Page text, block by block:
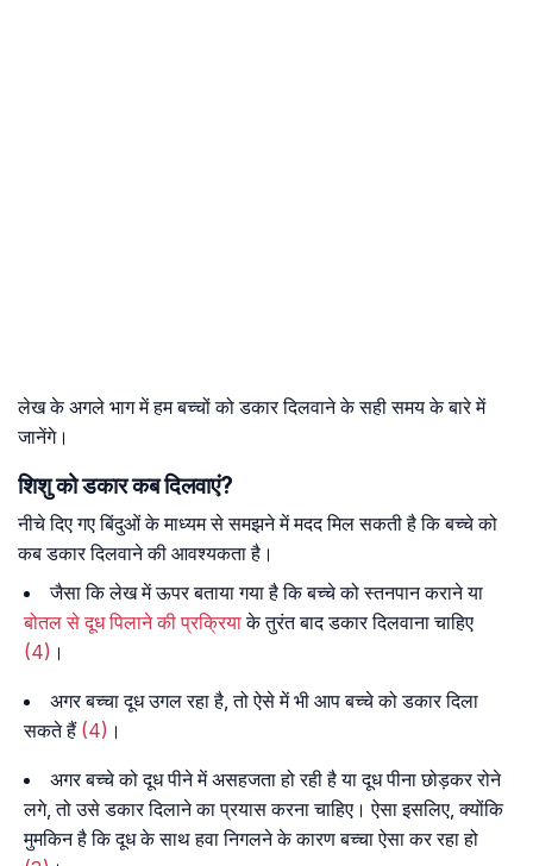
लेख के अगले भाग में हम बच्चों को डकार दिलवाने के सही समय के बारे में
जानेंगे।
शिशु को डकार कब दिलवाएं?
नीचे दिए गए बिंदुओं के माध्यम से समझने में मदद मिल सकती है कि बच्चे को
कब डकार दिलवाने की आवश्यकता है।
जैसा कि लेख में ऊपर बताया गया है कि बच्चे को स्तनपान कराने या
बोतल से दूध पिलाने की प्रक्रियाके तुरंत बाद डकार दिलवाना चाहिए
(4) ।
अगर बच्चा दूध उगल रहा है, तो ऐसे में भी आप बच्चे को डकार दिला
सकते हैं (4) ।
अगर बच्चे को दूध पीने में असहजता हो रही है या दूध पीना छोड़कर रोने
लगे, तो उसे डकार दिलाने का प्रयास करना चाहिए। ऐसा इसलिए, क्योंकि
मुमकिन है कि दूध के साथ हवा निगलने के कारण बच्चा ऐसा कर रहा हो